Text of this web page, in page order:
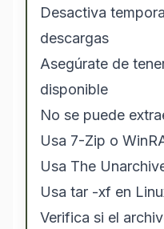
Desactiva
descargas
Asegúrate de
disponible
No se puede
Usa 7-Zip o
Usa The
Usa tar -xf en
Verifica si el